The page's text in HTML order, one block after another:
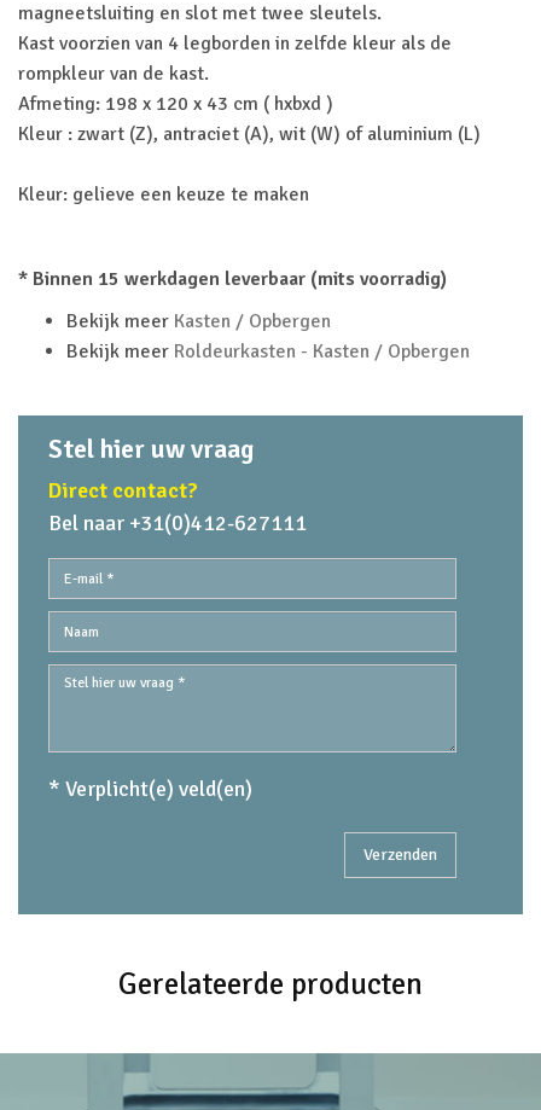
magneetsluiting en slot met twee sleutels.
Kast voorzien van 4 legborden in zelfde kleur als de
rompkleur van de kast.
Afmeting: 198 x 120 x 43 cm ( hxbxd )
Kleur : zwart (Z), antraciet (A), wit (W) of aluminium (L)
Kleur: gelieve een keuze te maken
* Binnen 15 werkdagen leverbaar (mits voorradig)
Bekijk meer Kasten / Opbergen
Bekijk meer Roldeurkasten - Kasten / Opbergen
Stel hier uw vraag
Direct contact?
Bel naar +31(0)412-627111
* Verplicht(e) veld(en)
Gerelateerde producten